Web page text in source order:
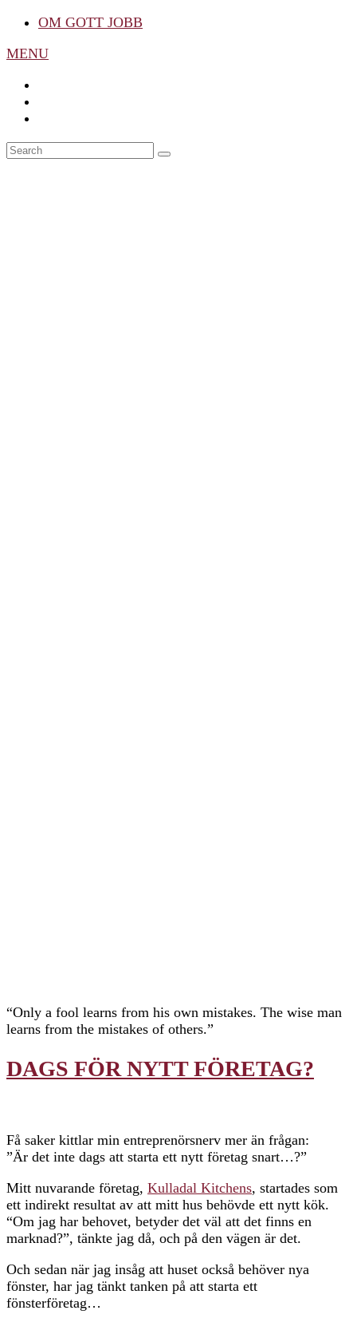
OM GOTT JOBB
MENU
Search
SEARCH
“Only a fool learns from his own mistakes. The wise man
learns from the mistakes of others.”
DAGS FÖR NYTT FÖRETAG?
Få saker kittlar min entreprenörsnerv mer än frågan:
”Är det inte dags att starta ett nytt företag snart…?”
Mitt nuvarande företag, Kulladal Kitchens, startades som
ett indirekt resultat av att mitt hus behövde ett nytt kök.
“Om jag har behovet, betyder det väl att det finns en
marknad?”, tänkte jag då, och på den vägen är det.
Och sedan när jag insåg att huset också behöver nya
fönster, har jag tänkt tanken på att starta ett
fönsterföretag…